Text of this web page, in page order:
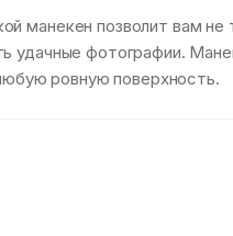
позволит вам не
фотографии.
ровную поверхность.